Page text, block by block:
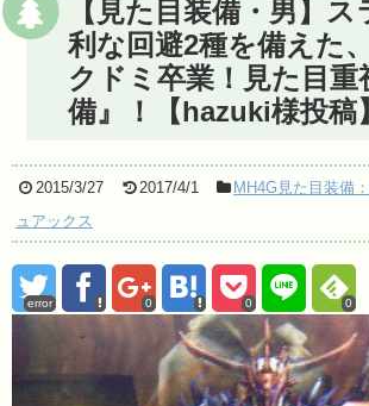
【見た目装備・男】
利な回避2種を備えた
クドミ卒業！見た目重
備』！【hazuki様投稿】
2015/3/27 2017/4/1 MH4G見た目装備
ュアックス
error 0 0 0